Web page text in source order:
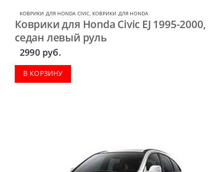
КОВРИКИ ДЛЯ HONDA CIVIC, КОВРИКИ ДЛЯ HONDA
Коврики для Honda Civic EJ 1995-2000,
седан левый руль
2990 руб.
В КОРЗИНУ